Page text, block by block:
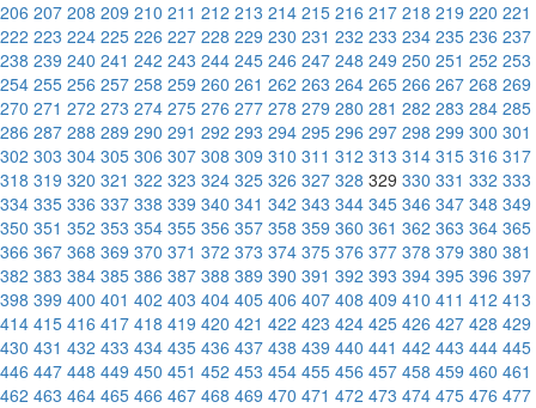
206 207 208 209 210 211 212 213 214 215 216 217 218 219 220 221
222 223 224 225 226 227 228 229 230 231 232 233 234 235 236 237
238 239 240 241 242 243 244 245 246 247 248 249 250 251 252 253
254 255 256 257 258 259 260 261 262 263 264 265 266 267 268 269
270 271 272 273 274 275 276 277 278 279 280 281 282 283 284 285
286 287 288 289 290 291 292 293 294 295 296 297 298 299 300 301
302 303 304 305 306 307 308 309 310 311 312 313 314 315 316 317
318 319 320 321 322 323 324 325 326 327 328 329 330 331 332 333
334 335 336 337 338 339 340 341 342 343 344 345 346 347 348 349
350 351 352 353 354 355 356 357 358 359 360 361 362 363 364 365
366 367 368 369 370 371 372 373 374 375 376 377 378 379 380 381
382 383 384 385 386 387 388 389 390 391 392 393 394 395 396 397
398 399 400 401 402 403 404 405 406 407 408 409 410 411 412 413
414 415 416 417 418 419 420 421 422 423 424 425 426 427 428 429
430 431 432 433 434 435 436 437 438 439 440 441 442 443 444 445
446 447 448 449 450 451 452 453 454 455 456 457 458 459 460 461
462 463 464 465 466 467 468 469 470 471 472 473 474 475 476 477